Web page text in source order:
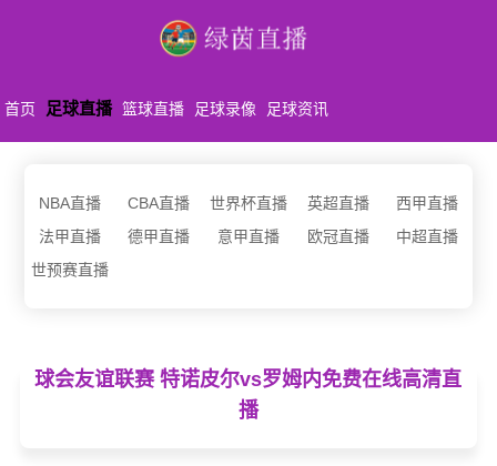
首页 足球直播 篮球直播 足球录像 足球资讯
NBA直播 CBA直播 世界杯直播 英超直播
西甲直播
法甲直播
德甲直播 意甲直播 欧冠直播
中超直播
世预赛直播
球会友谊联赛 特诺皮尔vs罗姆内免费在线高清直
播